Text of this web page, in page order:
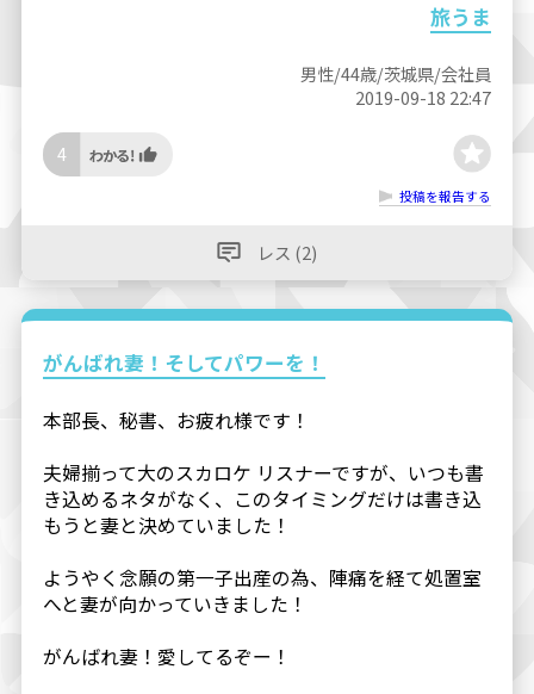
旅うま
男性/44歳/茨城県/会社員
2019-09-18 22:47
4
投稿を報告する
レス (2)
がんばれ妻！そしてパワーを！
本部長、秘書、お疲れ様です！
夫婦揃って大のスカロケ リスナーですが、いつも書
き込めるネタがなく、このタイミングだけは書き込
もうと妻と決めていました！
ようやく念願の第一子出産の為、陣痛を経て処置室
へと妻が向かっていきました！
がんばれ妻！愛してるぞー！